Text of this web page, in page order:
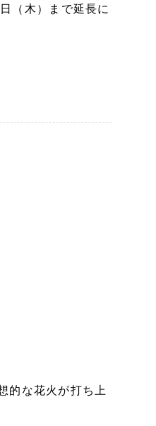
（木）まで延長に
的な花火が打ち上